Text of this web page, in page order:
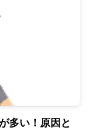
多い！原因と